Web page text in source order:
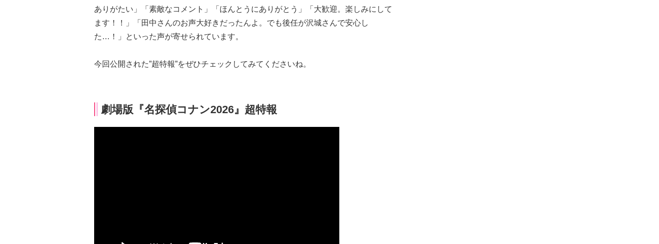
ありがたい」「素敵なコメント」「ほんとうにありがとう」「大歓迎。楽しみにして
ます！！」「田中さんのお声大好きだったんよ。でも後任が沢城さんで安心し
た…！」といった声が寄せられています。
今回公開された”超特報”をぜひチェックしてみてくださいね。
劇場版『名探偵コナン2026』超特報